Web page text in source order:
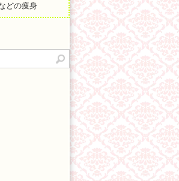
どの痩身